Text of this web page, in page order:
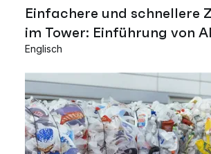
Einfachere und schnellere
im Tower: Einführung von
Englisch